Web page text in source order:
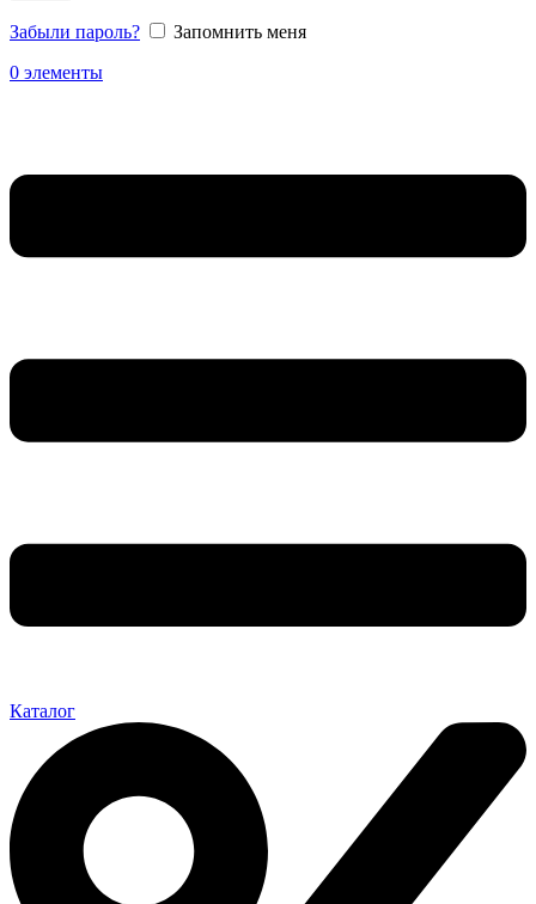
Забыли пароль?
Запомнить меня
0 элементы
Каталог